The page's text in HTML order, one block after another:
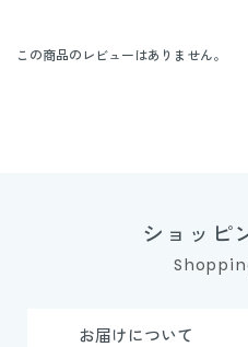
この商品のレビューはありません。
ショッピ
お届けについて